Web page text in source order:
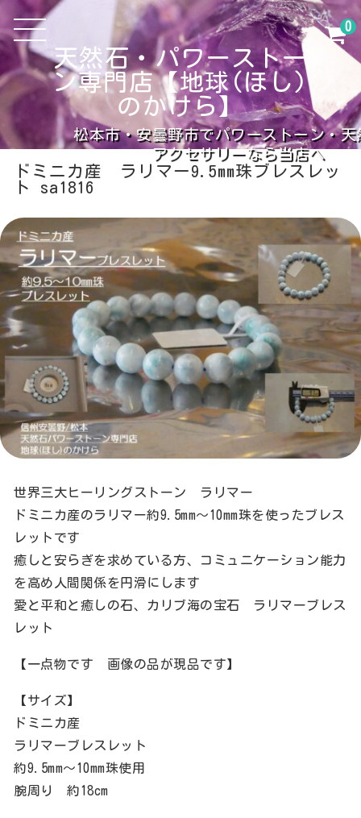
天然石・パワーストー
ン専門店【地球(ほし)
のかけら】
松本市・安曇野市でパワーストーン・天
アクセサリーなら当店へ
0
ドミニカ産 ラリマー9.5mm珠ブレスレッ
ト sa1816
世界三大ヒーリングストーン ラリマー
ドミニカ産のラリマー約9.5mm〜10mm珠を使ったブレス
レットです
癒しと安らぎを求めている方、コミュニケーション能力
を高め人間関係を円滑にします
愛と平和と癒しの石、カリブ海の宝石 ラリマーブレス
レット
【一点物です 画像の品が現品です】
【サイズ】
ドミニカ産
ラリマーブレスレット
約9.5mm〜10mm珠使用
腕周り 約18cm